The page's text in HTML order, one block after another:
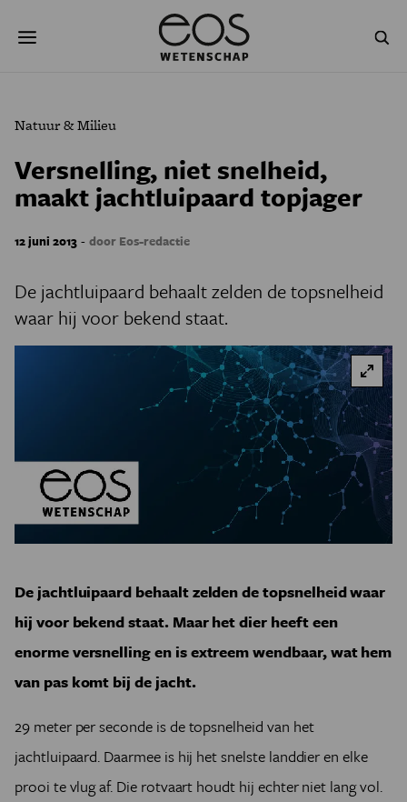
naar
NATUURWETENSCHAPPEN GESCHIEDENIS
PSYCHE & BREIN
PODCAST
JONGE UITDAGERS
Natuur & Milieu
Versnelling, niet snelheid,
maakt jachtluipaard topjager
12 juni 2013 - door Eos-redactie
De jachtluipaard behaalt zelden de topsnelheid
waar hij voor bekend staat.
De jachtluipaard behaalt zelden de topsnelheid waar
hij voor bekend staat. Maar het dier heeft een
enorme versnelling en is extreem wendbaar, wat hem
van pas komt bij de jacht.
29 meter per seconde is de topsnelheid van het
jachtluipaard. Daarmee is hij het snelste landdier en elke
prooi te vlug af. Die rotvaart houdt hij echter niet lang vol.